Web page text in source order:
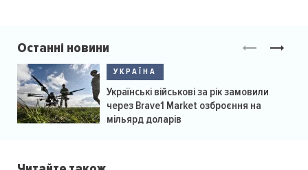
Останні новини
УКРАЇНА
Українські військові за рік замовили
через Brave1 Market озброєння на
мільярд доларів